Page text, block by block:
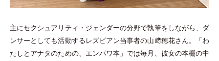
主にセクシュアリティ ・ ジェンダーの分野で執筆をしながら、ダ
ンサーとしても活動するレズビアン当事者の山﨑穂花さん。
「わ
たしとアナタのための、エンパワ本 」 では毎月、彼女の本棚の中